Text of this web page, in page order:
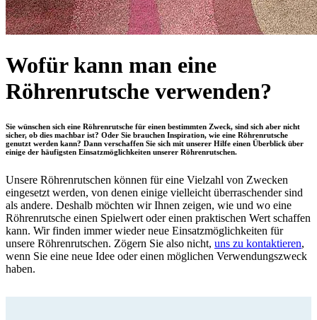
Wofür kann man eine
Röhrenrutsche verwenden?
Sie wünschen sich eine Röhrenrutsche für einen bestimmten Zweck, sind sich aber nicht
sicher, ob dies machbar ist? Oder Sie brauchen Inspiration, wie eine Röhrenrutsche
genutzt werden kann? Dann verschaffen Sie sich mit unserer Hilfe einen Überblick über
einige der häufigsten Einsatzmöglichkeiten unserer Röhrenrutschen.
Unsere Röhrenrutschen können für eine Vielzahl von Zwecken
eingesetzt werden, von denen einige vielleicht überraschender sind
als andere. Deshalb möchten wir Ihnen zeigen, wie und wo eine
Röhrenrutsche einen Spielwert oder einen praktischen Wert schaffen
kann. Wir finden immer wieder neue Einsatzmöglichkeiten für
unsere Röhrenrutschen. Zögern Sie also nicht, uns zu kontaktieren,
wenn Sie eine neue Idee oder einen möglichen Verwendungszweck
haben.